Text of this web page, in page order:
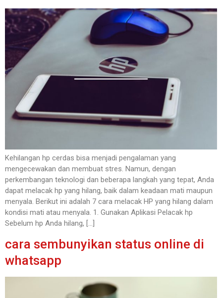
Kehilangan hp cerdas bisa menjadi pengalaman yang
mengecewakan dan membuat stres. Namun, dengan
perkembangan teknologi dan beberapa langkah yang tepat, Anda
dapat melacak hp yang hilang, baik dalam keadaan mati maupun
menyala. Berikut ini adalah 7 cara melacak HP yang hilang dalam
kondisi mati atau menyala. 1. Gunakan Aplikasi Pelacak hp
Sebelum hp Anda hilang, […]
cara sembunyikan status online di
whatsapp